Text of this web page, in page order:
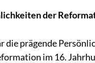
der
die prägende
im 16.